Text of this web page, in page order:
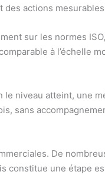
des actions
sur les normes
à l’échelle
niveau atteint, une
sans
De
constitue une étape